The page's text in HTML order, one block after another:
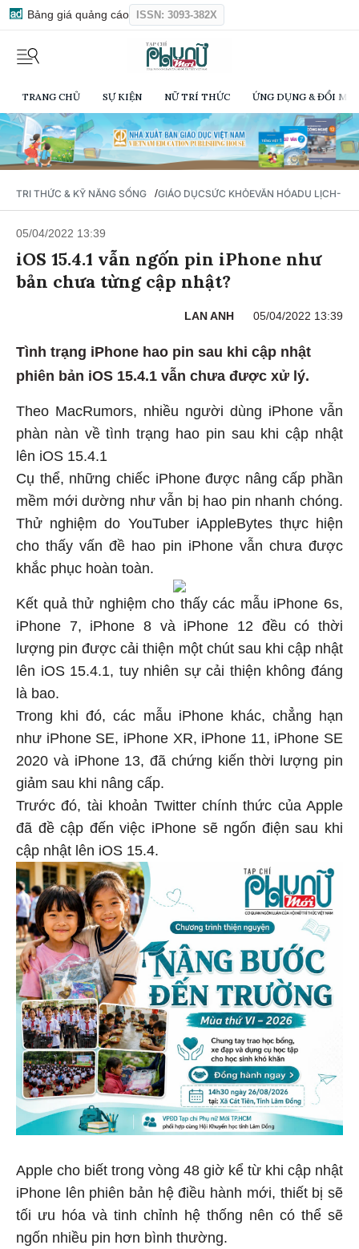
Bảng giá quảng cáo ISSN: 3093-382X
TRANG CHỦ SỰ KIỆN NỮ TRÍ THỨC ỨNG DỤNG & ĐỔI
TRI THỨC & KỸ NĂNG SỐNG /GIÁO DỤCSỨC KHỎEVĂN HÓADU LỊCH-
05/04/2022 13:39
iOS 15.4.1 vẫn ngốn pin iPhone như
bản chưa từng cập nhật?
LAN ANH 05/04/2022 13:39
Tình trạng iPhone hao pin sau khi cập nhật
phiên bản iOS 15.4.1 vẫn chưa được xử lý.
Theo MacRumors, nhiều người dùng iPhone vẫn
phàn nàn về tình trạng hao pin sau khi cập nhật
lên iOS 15.4.1
Cụ thể, những chiếc iPhone được nâng cấp phần
mềm mới dường như vẫn bị hao pin nhanh chóng.
Thử nghiệm do YouTuber iAppleBytes thực hiện
cho thấy vấn đề hao pin iPhone vẫn chưa được
khắc phục hoàn toàn.
Kết quả thử nghiệm cho thấy các mẫu iPhone 6s,
iPhone 7, iPhone 8 và iPhone 12 đều có thời
lượng pin được cải thiện một chút sau khi cập nhật
lên iOS 15.4.1, tuy nhiên sự cải thiện không đáng
là bao.
Trong khi đó, các mẫu iPhone khác, chẳng hạn
như iPhone SE, iPhone XR, iPhone 11, iPhone SE
2020 và iPhone 13, đã chứng kiến ​​thời lượng pin
giảm sau khi nâng cấp.
Trước đó, tài khoản Twitter chính thức của Apple
đã đề cập đến việc iPhone sẽ ngốn điện sau khi
cập nhật lên iOS 15.4.
Apple cho biết trong vòng 48 giờ kể từ khi cập nhật
iPhone lên phiên bản hệ điều hành mới, thiết bị sẽ
tối ưu hóa và tinh chỉnh hệ thống nên có thể sẽ
ngốn nhiều pin hơn bình thường.